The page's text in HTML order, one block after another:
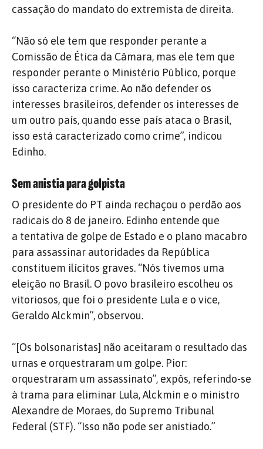
cassação do mandato do extremista de direita.
“Não só ele tem que responder perante a
Comissão de Ética da Câmara, mas ele tem que
responder perante o Ministério Público, porque
isso caracteriza crime. Ao não defender os
interesses brasileiros, defender os interesses de
um outro país, quando esse país ataca o Brasil,
isso está caracterizado como crime”, indicou
Edinho.
Sem anistia para golpista
O presidente do PT ainda rechaçou o perdão aos
radicais do 8 de janeiro. Edinho entende que
a tentativa de golpe de Estado e o plano macabro
para assassinar autoridades da República
constituem ilícitos graves. “Nós tivemos uma
eleição no Brasil. O povo brasileiro escolheu os
vitoriosos, que foi o presidente Lula e o vice,
Geraldo Alckmin”, observou.
“[Os bolsonaristas] não aceitaram o resultado das
urnas e orquestraram um golpe. Pior:
orquestraram um assassinato”, expôs, referindo-se
à trama para eliminar Lula, Alckmin e o ministro
Alexandre de Moraes, do Supremo Tribunal
Federal (STF). “Isso não pode ser anistiado.”